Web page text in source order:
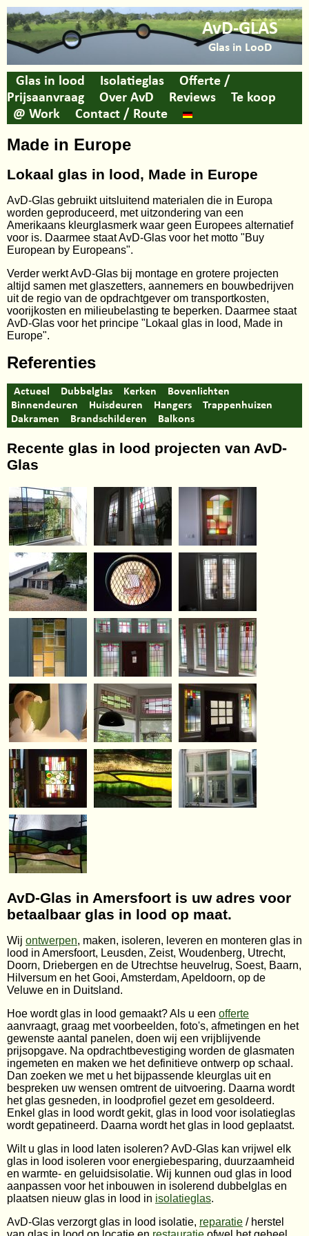
AvD-GLAS
Glas in LooD
Glas in lood Isolatieglas
Offerte /
Prijsaanvraag
Over AvD Reviews
Te koop
@ Work
Contact / Route
Made in Europe
Lokaal glas in lood, Made in Europe
AvD-Glas gebruikt uitsluitend materialen die in Europa
worden geproduceerd, met uitzondering van een
Amerikaans kleurglasmerk waar geen Europees alternatief
voor is. Daarmee staat AvD-Glas voor het motto "Buy
European by Europeans".
Verder werkt AvD-Glas bij montage en grotere projecten
altijd samen met glaszetters, aannemers en bouwbedrijven
uit de regio van de opdrachtgever om transportkosten,
voorijkosten en milieubelasting te beperken. Daarmee staat
AvD-Glas voor het principe "Lokaal glas in lood, Made in
Europe".
Referenties
Actueel Dubbelglas Kerken
Bovenlichten
Binnendeuren
Huisdeuren Hangers
Trappenhuizen
Dakramen
Brandschilderen Balkons
Recente glas in lood projecten van AvD-
Glas
AvD-Glas in Amersfoort is uw adres voor
betaalbaar glas in lood op maat.
Wij ontwerpen, maken, isoleren, leveren en monteren glas in
lood in Amersfoort, Leusden, Zeist, Woudenberg, Utrecht,
Doorn, Driebergen en de Utrechtse heuvelrug, Soest, Baarn,
Hilversum en het Gooi, Amsterdam, Apeldoorn, op de
Veluwe en in Duitsland.
Hoe wordt glas in lood gemaakt? Als u een offerte
aanvraagt, graag met voorbeelden, foto's, afmetingen en het
gewenste aantal panelen, doen wij een vrijblijvende
prijsopgave. Na opdrachtbevestiging worden de glasmaten
ingemeten en maken we het definitieve ontwerp op schaal.
Dan zoeken we met u het bijpassende kleurglas uit en
bespreken uw wensen omtrent de uitvoering. Daarna wordt
het glas gesneden, in loodprofiel gezet em gesoldeerd.
Enkel glas in lood wordt gekit, glas in lood voor isolatieglas
wordt gepatineerd. Daarna wordt het glas in lood geplaatst.
Wilt u glas in lood laten isoleren? AvD-Glas kan vrijwel elk
glas in lood isoleren voor energiebesparing, duurzaamheid
en warmte- en geluidsisolatie. Wij kunnen oud glas in lood
aanpassen voor het inbouwen in isolerend dubbelglas en
plaatsen nieuw glas in lood in isolatieglas.
AvD-Glas verzorgt glas in lood isolatie, reparatie / herstel